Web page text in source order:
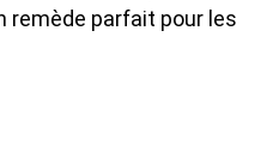
remède parfait pour les